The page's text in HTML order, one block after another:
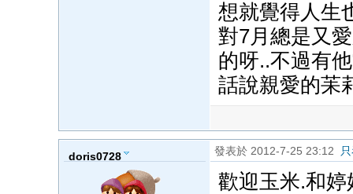
想就覺得人生
對7月總是又
的呀..不過有
話說親愛的苿
doris0728 發表於 2012-7-25 23:12
歡迎玉米.和